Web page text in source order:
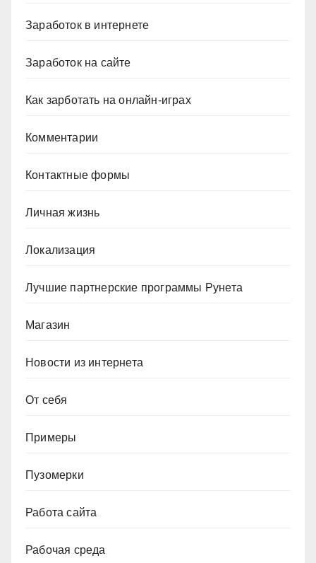
Заработок в интернете
Заработок на сайте
Как зарботать на онлайн-играх
Комментарии
Контактные формы
Личная жизнь
Локализация
Лучшие партнерские программы Рунета
Магазин
Новости из интернета
От себя
Примеры
Пузомерки
Работа сайта
Рабочая среда